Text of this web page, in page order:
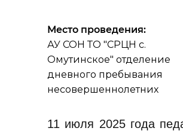
Место проведения:
АУ СОН ТО "СРЦН с.
Омутинское" отделение
дневного пребывания
несовершеннолетних
11 июля 2025 года